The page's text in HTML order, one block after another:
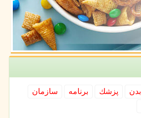
بدن پزشك برنامه
سازمان